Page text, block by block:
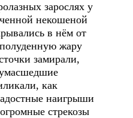
зарослях у
некошеной
в нём от
жару
замирали,
как
наигрыши
стрекозы